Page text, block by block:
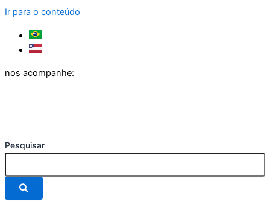
Ir para o conteúdo
nos acompanhe:
Pesquisar